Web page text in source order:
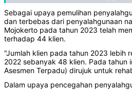
Sebagai upaya pemulihan
dan terbebas dari penyalahgunaan
Mojokerto pada tahun 2023 telah
terhadap 44 klien.
"Jumlah klien pada tahun 2023 lebih
2022 sebanyak 48 klien. Pada tahun
Asesmen Terpadu) dirujuk untuk
Dalam upaya pencegahan